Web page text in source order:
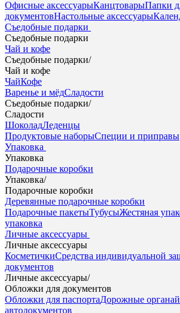
Офисные аксессуарыКанцтоварыПапки
документовНастольные аксессуары
Съедобные подарки
Съедобные подарки
Чай и кофе
Съедобные подарки/
Чай и кофе
ЧайКофе
Варенье и мёдСладости
Съедобные подарки/
Сладости
ШоколадЛеденцы
Продуктовые наборыСпеции и приправы
Упаковка
Упаковка
Подарочные коробки
Упаковка/
Подарочные коробки
Деревянные подарочные коробки
Подарочные пакетыТубусыЖестяная
упаковка
Личные аксессуары
Личные аксессуары
КосметичкиСредства индивидуальной
документов
Личные аксессуары/
Обложки для документов
Обложки для паспортаДорожные
автодокументов